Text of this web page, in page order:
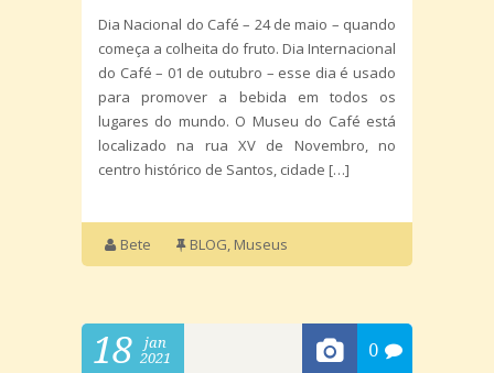
Dia Nacional do Café – 24 de maio – quando
começa a colheita do fruto. Dia Internacional
do Café – 01 de outubro – esse dia é usado
para promover a bebida em todos os
lugares do mundo. O Museu do Café está
localizado na rua XV de Novembro, no
centro histórico de Santos, cidade […]
Bete BLOG, Museus
18
jan
2021
0